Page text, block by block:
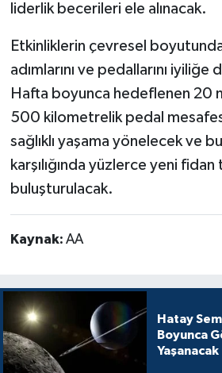
liderlik becerileri ele alınacak.
Etkinliklerin çevresel boyutunda
adımlarını ve pedallarını
Hafta boyunca hedeflenen 20
500 kilometrelik pedal
sağlıklı yaşama yönelecek ve
karşılığında yüzlerce yeni
buluşturulacak.
Kaynak: AA
Hatay
Boyunca
Yaşanacak